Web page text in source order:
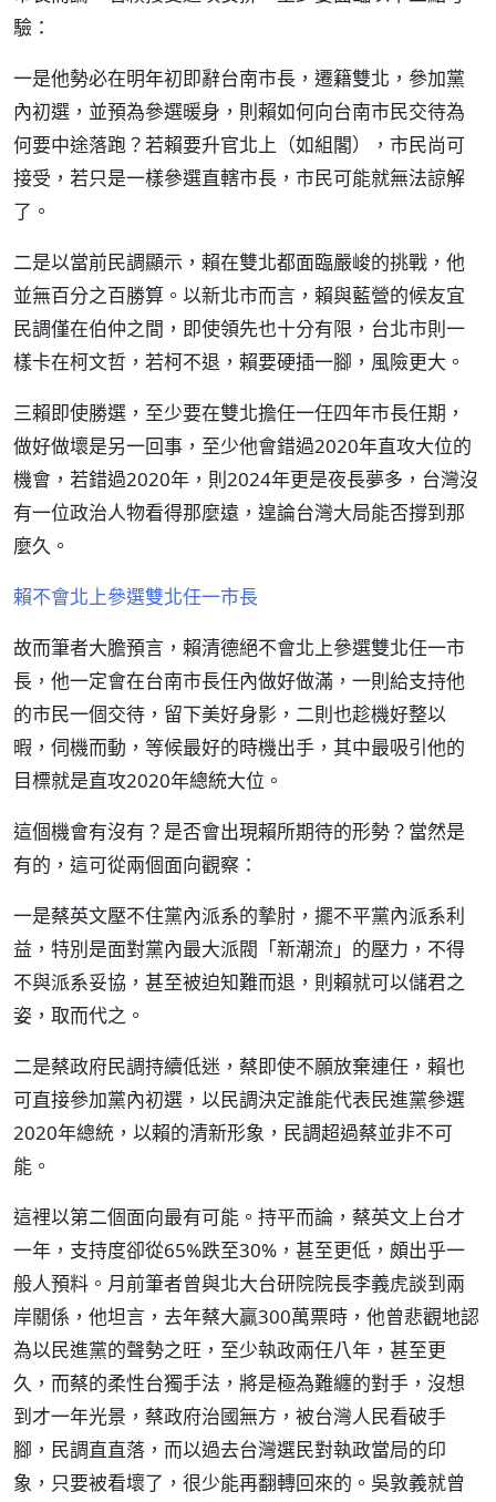
驗：
一是他勢必在明年初即辭台南市長，遷籍雙北，參加黨
內初選，並預為參選暖身，則賴如何向台南市民交待為
何要中途落跑？若賴要升官北上（如組閣），市民尚可
接受，若只是一樣參選直轄市長，市民可能就無法諒解
了。
二是以當前民調顯示，賴在雙北都面臨嚴峻的挑戰，他
並無百分之百勝算。以新北市而言，賴與藍營的候友宜
民調僅在伯仲之間，即使領先也十分有限，台北市則一
樣卡在柯文哲，若柯不退，賴要硬插一腳，風險更大。
三賴即使勝選，至少要在雙北擔任一任四年市長任期，
做好做壞是另一回事，至少他會錯過2020年直攻大位的
機會，若錯過2020年，則2024年更是夜長夢多，台灣沒
有一位政治人物看得那麼遠，遑論台灣大局能否撐到那
麼久。
賴不會北上參選雙北任一市長
故而筆者大膽預言，賴清德絕不會北上參選雙北任一市
長，他一定會在台南市長任內做好做滿，一則給支持他
的市民一個交待，留下美好身影，二則也趁機好整以
暇，伺機而動，等候最好的時機出手，其中最吸引他的
目標就是直攻2020年總統大位。
這個機會有沒有？是否會出現賴所期待的形勢？當然是
有的，這可從兩個面向觀察：
一是蔡英文壓不住黨內派系的摯肘，擺不平黨內派系利
益，特別是面對黨內最大派閥「新潮流」的壓力，不得
不與派系妥協，甚至被迫知難而退，則賴就可以儲君之
姿，取而代之。
二是蔡政府民調持續低迷，蔡即使不願放棄連任，賴也
可直接參加黨內初選，以民調決定誰能代表民進黨參選
2020年總統，以賴的清新形象，民調超過蔡並非不可
能。
這裡以第二個面向最有可能。持平而論，蔡英文上台才
一年，支持度卻從65%跌至30%，甚至更低，頗出乎一
般人預料。月前筆者曾與北大台研院院長李義虎談到兩
岸關係，他坦言，去年蔡大贏300萬票時，他曾悲觀地認
為以民進黨的聲勢之旺，至少執政兩任八年，甚至更
久，而蔡的柔性台獨手法，將是極為難纏的對手，沒想
到才一年光景，蔡政府治國無方，被台灣人民看破手
腳，民調直直落，而以過去台灣選民對執政當局的印
象，只要被看壞了，很少能再翻轉回來的。吳敦義就曾